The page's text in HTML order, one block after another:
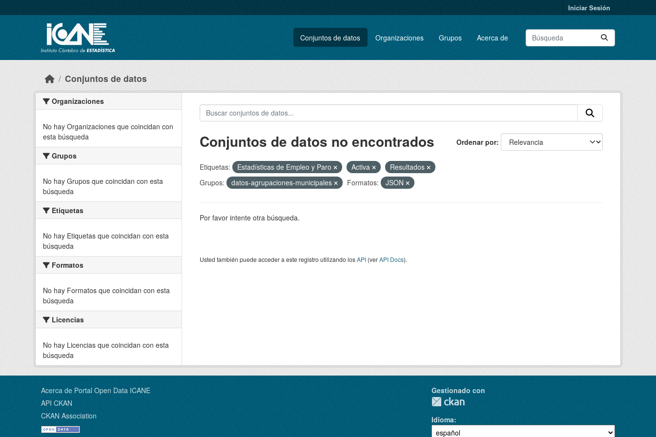
Iniciar Sesión
Conjuntos de datos Organizaciones Grupos Acerca de
Conjuntos de datos
Organizaciones
No hay Organizaciones que coincidan con
esta búsqueda
Grupos
No hay Grupos que coincidan con esta
búsqueda
Etiquetas
No hay Etiquetas que coincidan con esta
búsqueda
Formatos
No hay Formatos que coincidan con esta
búsqueda
Licencias
No hay Licencias que coincidan con esta
búsqueda
Ordenar por
Conjuntos de datos no encontrados
Etiquetas: Estadísticas de Empleo y Paro Activa
Resultados
Grupos:
datos-agrupaciones-municipales Formatos: JSON
Por favor intente otra búsqueda.
Usted también puede acceder a este registro utilizando losAPI(verAPI Docs).
Acerca de Portal Open Data ICANE
API CKAN
CKAN Association
Gestionado con
Idioma